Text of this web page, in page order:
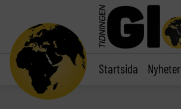
Startsida Nyheter